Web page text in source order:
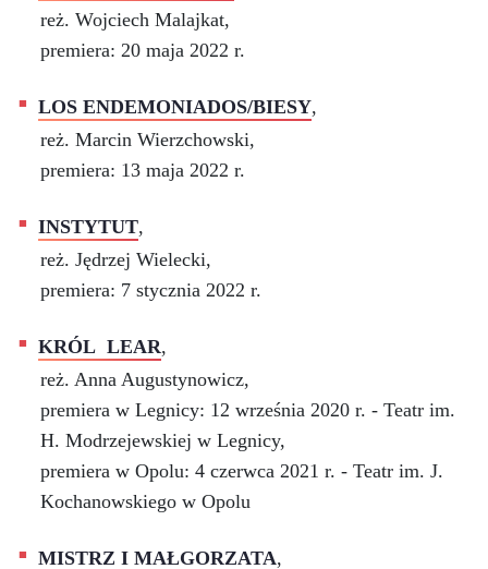
reż. Wojciech Malajkat,
premiera: 20 maja 2022 r.
LOS ENDEMONIADOS/BIESY,
reż. Marcin Wierzchowski,
premiera: 13 maja 2022 r.
INSTYTUT,
reż. Jędrzej Wielecki,
premiera: 7 stycznia 2022 r.
KRÓL LEAR,
reż. Anna Augustynowicz,
premiera w Legnicy: 12 września 2020 r. - Teatr im.
H. Modrzejewskiej w Legnicy,
premiera w Opolu: 4 czerwca 2021 r. - Teatr im. J.
Kochanowskiego w Opolu
MISTRZ I MAŁGORZATA,